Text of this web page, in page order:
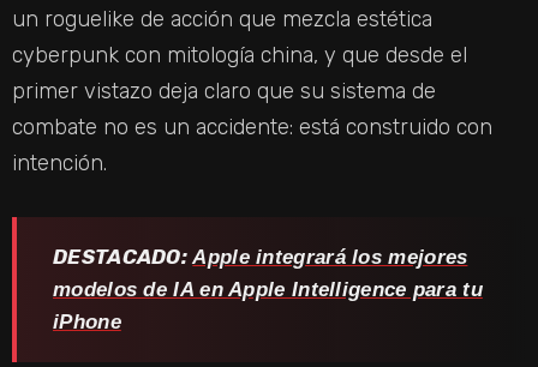
un roguelike de acción que mezcla estética
cyberpunk con mitología china, y que desde el
primer vistazo deja claro que su sistema de
combate no es un accidente: está construido con
intención.
DESTACADO:Apple integrará los mejores
modelos de IA en Apple Intelligence para tu
iPhone